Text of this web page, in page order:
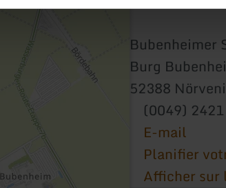
Bubenheimer
Burg
52388
(0049)
E-mail
Planifier
Afficher sur